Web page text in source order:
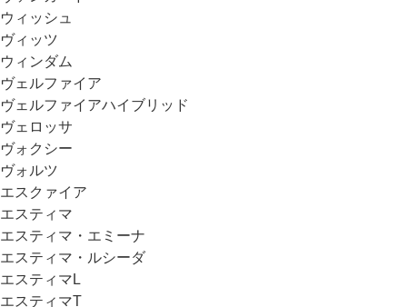
ウィッシュ
ヴィッツ
ウィンダム
ヴェルファイア
ヴェルファイアハイブリッド
ヴェロッサ
ヴォクシー
ヴォルツ
エスクァイア
エスティマ
エスティマ・エミーナ
エスティマ・ルシーダ
エスティマL
エスティマT